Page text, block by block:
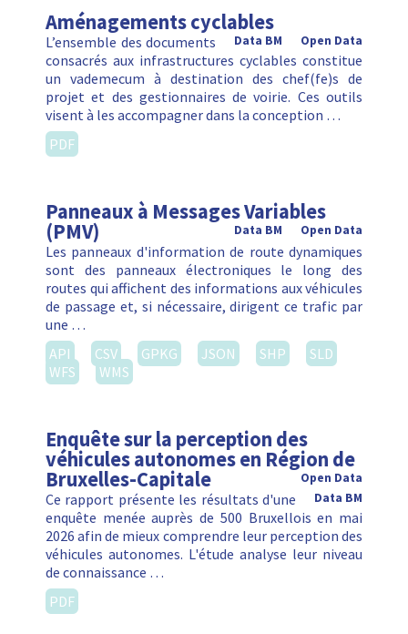
Aménagements cyclables
Open Data
Data BM
L’ensemble des documents
consacrés aux infrastructures cyclables constitue
un vademecum à destination des chef(fe)s de
projet et des gestionnaires de voirie. Ces outils
visent à les accompagner dans la conception …
PDF
Panneaux à Messages Variables
(PMV) Open Data
Data BM
Les panneaux d'information de route dynamiques
sont des panneaux électroniques le long des
routes qui affichent des informations aux véhicules
de passage et, si nécessaire, dirigent ce trafic par
une …
API
CSV GPKG JSON SHP
SLD
WFS
WMS
Enquête sur la perception des
véhicules autonomes en Région de
Bruxelles-Capitale
Open Data
Data BM
Ce rapport présente les résultats d'une
enquête menée auprès de 500 Bruxellois en mai
2026 afin de mieux comprendre leur perception des
véhicules autonomes. L'étude analyse leur niveau
de connaissance …
PDF